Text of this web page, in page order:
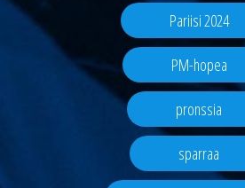
Pariisi 2024
PM-hopea
pronssia
sparraa